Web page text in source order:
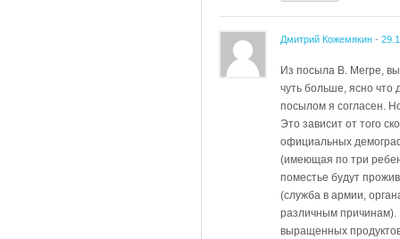
Дмитрий Кожемякин -
Из посыла В. Мегре,
чуть больше, ясно
посылом я согласен.
Это зависит от того
официальных
(имеющая по три
поместье будут
(служба в армии,
различным причинам).
выращенных